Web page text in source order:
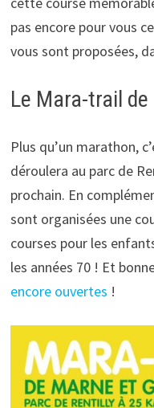
pas encore pour vous
vous sont proposées,
Le Mara-trail
Plus qu’un marathon,
déroulera au parc de
prochain. En
sont organisées une
courses pour les
les années 70 ! Et
encore ouvertes !